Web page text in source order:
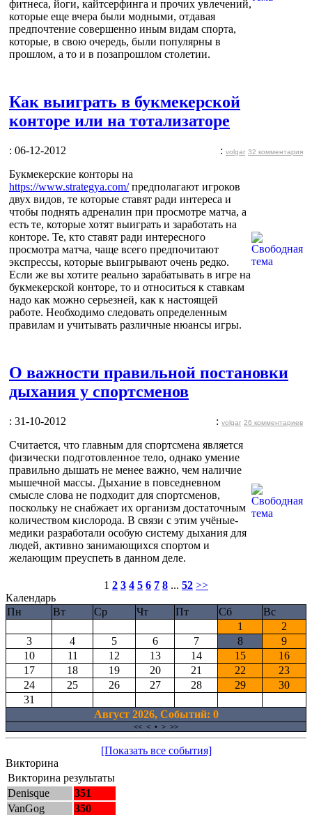
фитнеса, йоги, кайтсерфинга и прочих увлечений,
которые еще вчера были модными, отдавая
предпочтение совершенно иным видам спорта,
которые, в свою очередь, были популярны в
прошлом, а то и в позапрошлом столетии.
Как выиграть в букмекерской
конторе или на тотализаторе
: 06-12-2012 : volgar 32 комментария
Букмекерские конторы на
https://www.strategya.com/предполагают игроков
двух видов, те которые ставят ради интереса и
чтобы поднять адреналин при просмотре матча, а
есть те, которые хотят выиграть и заработать на
конторе. Те, кто ставят ради интересного
просмотра матча, чаще всего предпочитают
экспрессы, которые выигрывают очень редко.
Если же вы хотите реально зарабатывать в игре на
букмекерской конторе, то и относиться к ставкам
надо как можно серьезней, как к настоящей
работе. Необходимо следовать определенным
правилам и учитывать различные нюансы игры.
О важности правильной постановки
дыхания у спортсменов
: 31-10-2012 : volgar 26 комментариев
Считается, что главным для спортсмена является
физически подготовленное тело, однако умение
правильно дышать не менее важно, чем наличие
мышечной массы. Дыхание в повседневном
смысле слова не подходит для спортсменов,
поскольку не снабжает их организм достаточным
количеством кислорода. В связи с этим учёные-
медики разработали особую систему дыхания для
людей, активно занимающихся спортом и
желающим преуспеть в данном деле.
1 2 3 4 5 6 7 8 ... 52 >>
Календарь
Пн
Вт Ср Чт Пт Сб
Вс
1
2
3
4 5 6 7 8
9
10
11 12 13 14 15
16
17
18 19 20 21 22
23
24
25 26 27 28 29
30
31
Август 2026, Cобытий: 0
<< < • > >>
[Показать все события]
Викторина
Викторина результаты
Denisque
351
VanGog
350